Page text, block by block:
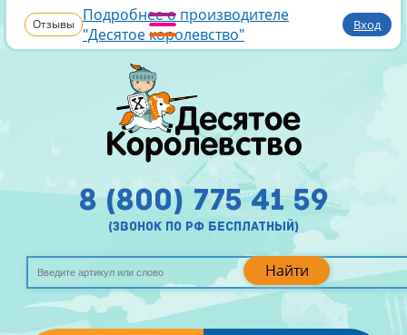
Отзывы Подробнее о производителе
"Десятое королевство"
Вход
Найти
8 (800) 775 41 59
(звонок по рф бесплатный)